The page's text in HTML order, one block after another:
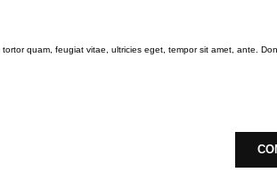
quam, feugiat vitae, ultricies eget, tempor sit amet, ante.